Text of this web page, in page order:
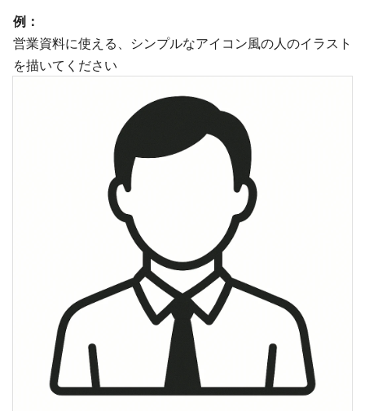
例：
営業資料に使える、シンプルなアイコン風の人のイラスト
を描いてください